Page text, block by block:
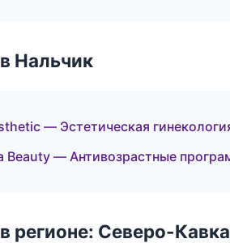
Нальчик
— Эстетическая
Beauty — Антивозрастные
регионе: Северо-